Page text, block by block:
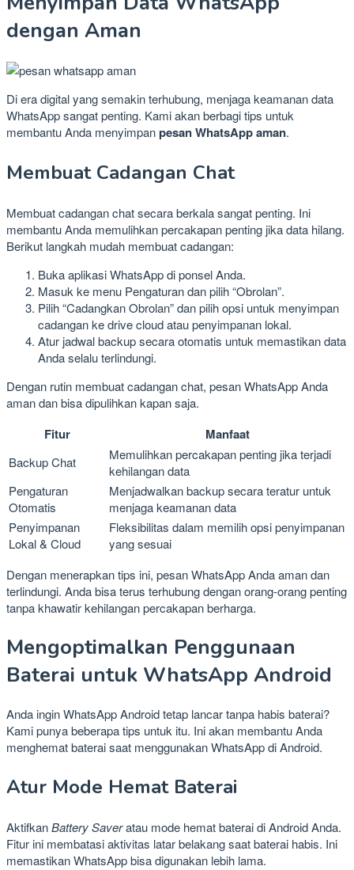
dengan Aman
Di era digital yang semakin terhubung, menjaga keamanan data
WhatsApp sangat penting. Kami akan berbagi tips untuk
membantu Anda menyimpanpesan WhatsApp aman.
Membuat Cadangan Chat
Membuat cadangan chat secara berkala sangat penting. Ini
membantu Anda memulihkan percakapan penting jika data hilang.
Berikut langkah mudah membuat cadangan:
Buka aplikasi WhatsApp di ponsel Anda.
Masuk ke menu Pengaturan dan pilih “Obrolan”.
Pilih “Cadangkan Obrolan” dan pilih opsi untuk menyimpan
cadangan ke drive cloud atau penyimpanan lokal.
Atur jadwal backup secara otomatis untuk memastikan data
Anda selalu terlindungi.
Dengan rutin membuat cadangan chat, pesan WhatsApp Anda
aman dan bisa dipulihkan kapan saja.
Fitur Manfaat
Backup Chat
Memulihkan percakapan penting jika terjadi
kehilangan data
Pengaturan
Otomatis
Menjadwalkan backup secara teratur untuk
menjaga keamanan data
Penyimpanan
Lokal & Cloud
Fleksibilitas dalam memilih opsi penyimpanan
yang sesuai
Dengan menerapkan tips ini, pesan WhatsApp Anda aman dan
terlindungi. Anda bisa terus terhubung dengan orang-orang penting
tanpa khawatir kehilangan percakapan berharga.
Mengoptimalkan Penggunaan
Baterai untuk WhatsApp Android
Anda ingin WhatsApp Android tetap lancar tanpa habis baterai?
Kami punya beberapa tips untuk itu. Ini akan membantu Anda
menghemat baterai saat menggunakan WhatsApp di Android.
Atur Mode Hemat Baterai
AktifkanBattery Saveratau mode hemat baterai di Android Anda.
Fitur ini membatasi aktivitas latar belakang saat baterai habis. Ini
memastikan WhatsApp bisa digunakan lebih lama.